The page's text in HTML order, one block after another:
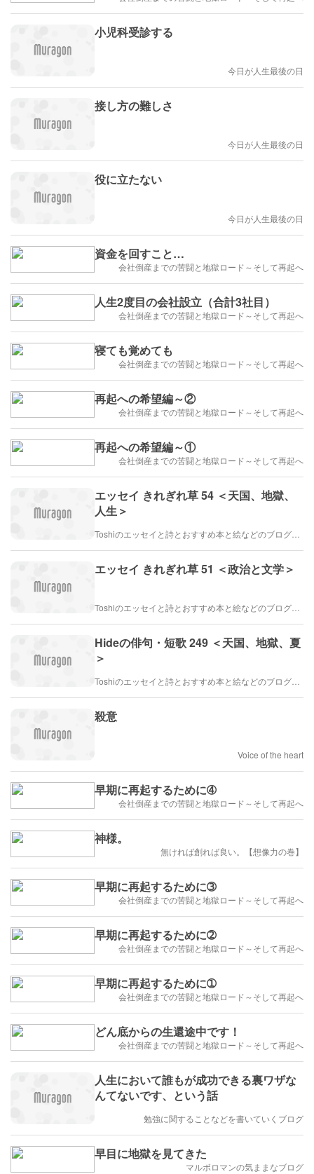
小児科受診する
今日が人生最後の日
接し方の難しさ
今日が人生最後の日
役に立たない
今日が人生最後の日
資金を回すこと…
会社倒産までの苦闘と地獄ロード～そして再起へ
人生2度目の会社設立（合計3社目）
会社倒産までの苦闘と地獄ロード～そして再起へ
寝ても覚めても
会社倒産までの苦闘と地獄ロード～そして再起へ
再起への希望編～②
会社倒産までの苦闘と地獄ロード～そして再起へ
再起への希望編～①
会社倒産までの苦闘と地獄ロード～そして再起へ
エッセイ きれぎれ草 54 ＜天国、地獄、
人生＞
エッセイ きれぎれ草 51 ＜政治と文学＞
Hideの俳句・短歌 249 ＜天国、地獄、夏
＞
殺意
Voice of the heart
早期に再起するために➃
会社倒産までの苦闘と地獄ロード～そして再起へ
神様。
無ければ創れば良い。【想像力の巻】
早期に再起するために➂
会社倒産までの苦闘と地獄ロード～そして再起へ
早期に再起するために➁
会社倒産までの苦闘と地獄ロード～そして再起へ
早期に再起するために➀
会社倒産までの苦闘と地獄ロード～そして再起へ
どん底からの生還途中です！
会社倒産までの苦闘と地獄ロード～そして再起へ
人生において誰もが成功できる裏ワザな
んてないです、という話
勉強に関することなどを書いていくブログ
早目に地獄を見てきた
マルボロマンの気ままなブログ